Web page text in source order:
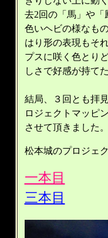
去2回の「馬」や
色いヘビの様なも
はり形の表現もそ
プスに咲く色とり
しさで好感が持てた
結局、３回とも拝
ロジェクトマッピ
させて頂きました。
松本城のプロジェ
一本目
三本目